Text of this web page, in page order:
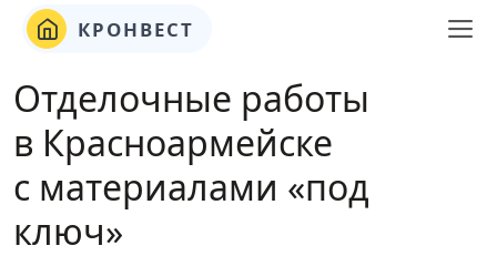
КРОНВЕСТ
Отделочные работы
в Красноармейске
с материалами «под
ключ»